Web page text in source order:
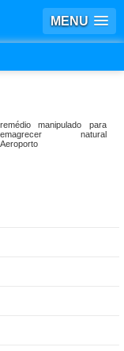
MENU
remédio manipulado para
emagrecer natural
Aeroporto